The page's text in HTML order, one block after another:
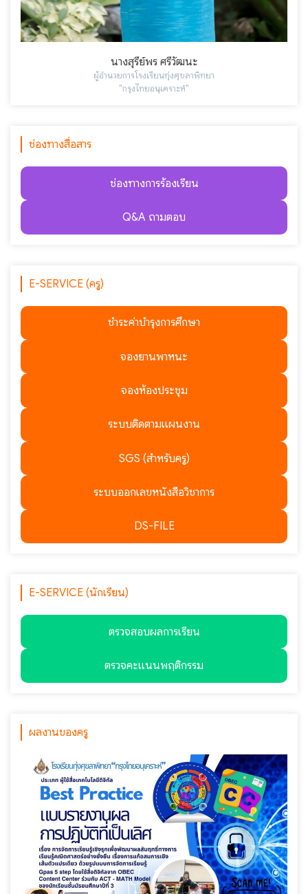
นางสุรีย์พร ศรีวัฒนะ
ผู้อำนวยการโรงเรียนทุ่งศุขลาพิทยา
"กรุงไทยอนุเคราะห์"
ช่องทางสื่อสาร
ช่องทางการร้องเรียน
Q&A ถามตอบ
E-SERVICE (ครู)
ชำระค่าบำรุงการศึกษา
จองยานพาหนะ
จองห้องประชุม
ระบบติดตามแผนงาน
SGS (สำหรับครู)
ระบบออกเลขหนังสือวิชาการ
DS-FILE
E-SERVICE (นักเรียน)
ตรวจสอบผลการเรียน
ตรวจคะแนนพฤติกรรม
ผลงานของครู